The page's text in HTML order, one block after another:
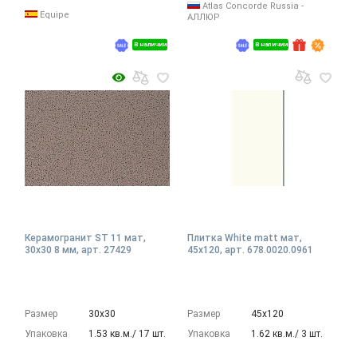
В наличии
Equipe
В наличии
Atlas Concorde Russia -
АЛЛЮР
Керамогранит ST 11 мат,
30x30 8 мм, арт. 27429
Размер
30х30
Упаковка
1.53 кв.м./ 17 шт.
Плитка White matt мат,
45x120, арт. 678.0020.0961
Размер
45х120
Упаковка
1.62 кв.м./ 3 шт.